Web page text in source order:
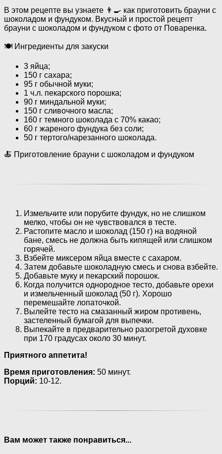
В этом рецепте вы узнаете 👨‍🍳 как приготовить брауни с
шоколадом и фундуком. Вкусный и простой рецепт
брауни с шоколадом и фундуком с фото от Поваренка.
🍽 Ингредиенты для закуски
3 яйца;
150 г сахара;
95 г обычной муки;
1 ч.л. пекарского порошка;
90 г миндальной муки;
150 г сливочного масла;
160 г темного шоколада с 70% какао;
60 г жареного фундука без соли;
50 г тертого/нарезанного шоколада.
🍝 Приготовление брауни с шоколадом и фундуком
Измельчите или порубите фундук, но не слишком
мелко, чтобы он не чувствовался в тесте.
Растопите масло и шоколад (150 г) на водяной
бане, смесь не должна быть кипящей или слишком
горячей.
Взбейте миксером яйца вместе с сахаром.
Затем добавьте шоколадную смесь и снова взбейте.
Добавьте муку и пекарский порошок.
Когда получится однородное тесто, добавьте орехи
и измельченный шоколад (50 г). Хорошо
перемешайте лопаточкой.
Вылейте тесто на смазанный жиром противень,
застеленный бумагой для выпечки.
Выпекайте в предварительно разогретой духовке
при 170 градусах около 30 минут.
Приятного аппетита!
Время приготовления: 50 минут.
Порций: 10-12.
Вам может также понравиться...